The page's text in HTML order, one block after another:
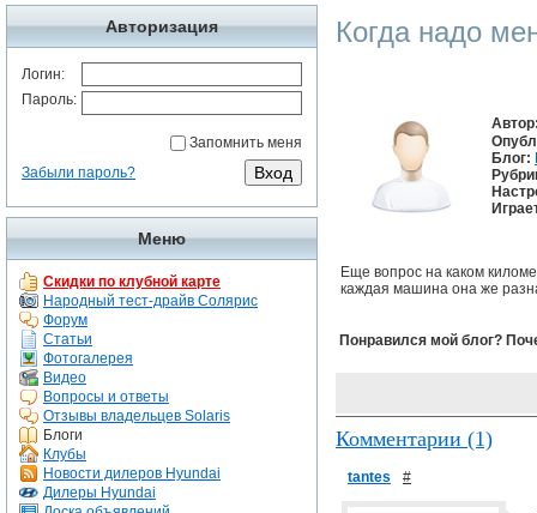
Авторизация
Логин:
Пароль:
Запомнить меня
Забыли пароль?
Меню
Скидки по клубной карте
Народный тест-драйв Солярис
Форум
Статьи
Фотогалерея
Видео
Вопросы и ответы
Отзывы владельцев Solaris
Блоги
Клубы
Новости дилеров Hyundai
Дилеры Hyundai
Когда надо
Блог:
Еще вопрос на каком
каждая машина она же
Понравился мой блог?
Комментарии (1)
tantes #